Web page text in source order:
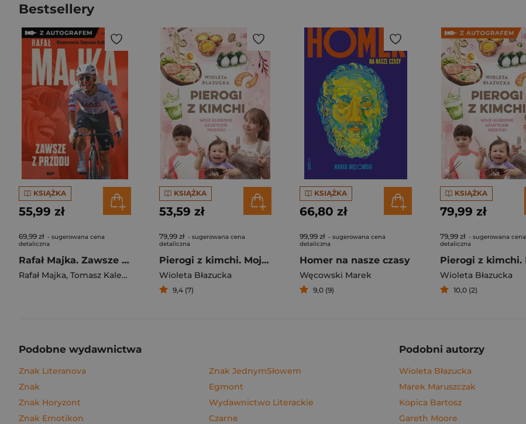
Bestsellery
KSIĄŻKA
55,99 zł
69,99 zł - sugerowana cena
detaliczna
Rafał Majka. Zawsze z przodu. Rozmawia Tomasz Kalemba - książka z autografem
Rafał Majka, Tomasz Kalemba
KSIĄŻKA
53,59 zł
79,99 zł - sugerowana cena
detaliczna
Pierogi z kimchi. Moje ulubione azjatyckie przepisy
Wioleta Błazucka
9,4 (7)
KSIĄŻKA
66,80 zł
99,99 zł - sugerowana cena
detaliczna
Homer na nasze czasy
Węcowski Marek
9,0 (9)
KSIĄŻKA
79,99 zł
79,99 zł - sugerowana cena
detaliczna
Wioleta Błazucka
10,0 (2)
Podobne wydawnictwa
Znak Literanova
Znak
Znak Horyzont
Znak Emotikon
Znak JednymSłowem
Egmont
Wydawnictwo Literackie
Czarne
Podobni autorzy
Wioleta Błazucka
Marek Maruszczak
Kopica Bartosz
Gareth Moore